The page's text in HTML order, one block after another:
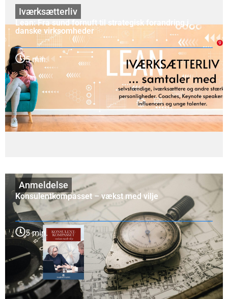
Iværksætterliv
Lean: Fra sund fornuft til strategisk forandring i
danske virksomheder
5 min.
Anmeldelse
Konsulentkompasset – vækst med vilje
5 min.